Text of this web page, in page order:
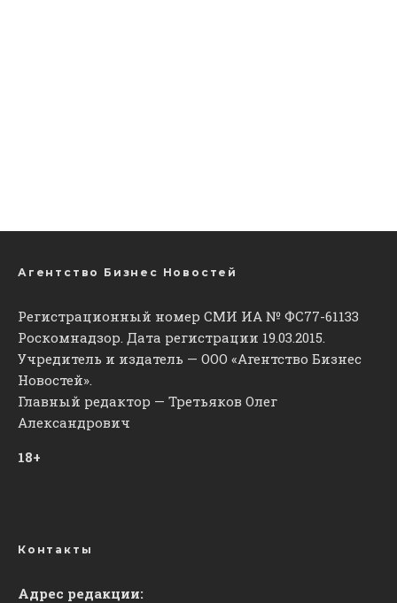
Агентство Бизнес Новостей
Регистрационный номер СМИ ИА № ФС77-61133
Роскомнадзор. Дата регистрации 19.03.2015.
Учредитель и издатель — ООО «Агентство Бизнес
Новостей».
Главный редактор — Третьяков Олег
Александрович
18+
Контакты
Адрес редакции: